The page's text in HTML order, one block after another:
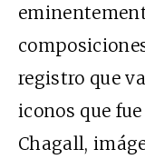
registro que
iconos que
Chagall,